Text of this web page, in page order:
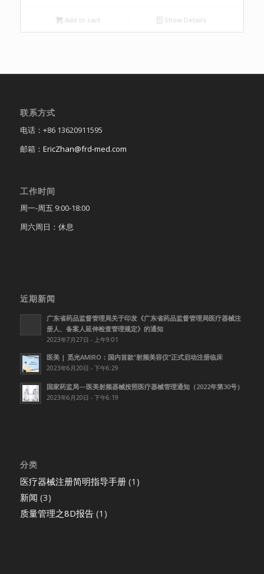
Add to cart Show Details
联系方式
电话：+86 13620911595
邮箱： EricZhan@frd-med.com
工作时间
周一-周五 9:00-18:00
周六周日：休息
近期新闻
广东省药品监督管理局关于印发《广东省药品监督管理局医疗器械注
册人、备案人延伸检查管理规定》的通知
2023年7月27日 - 上午9:01
医美 | 觅光AMIRO：国内首款”射频美容仪”正式启动注册临床
2023年6月20日 - 下午6:29
国家药监局—医美射频器械按照医疗器械管理通知（2022年第30号）
2023年6月20日 - 下午6:19
分类
医疗器械注册简明指导手册(1)
新闻 (3)
质量管理之8D报告(1)